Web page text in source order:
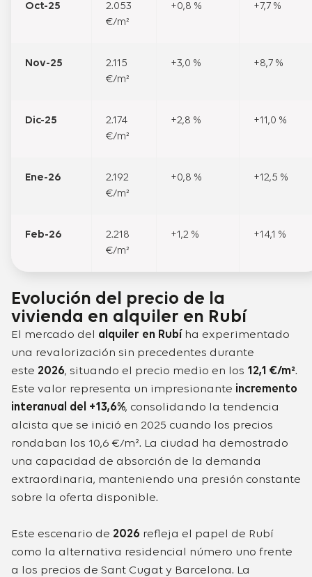
Oct-25
2.053
€/m²
+0,8 % +7,7 %
Nov-25
2.115
€/m²
+3,0 % +8,7 %
Dic-25
2.174
€/m²
+2,8 % +11,0 %
Ene-26
2.192
€/m²
+0,8 % +12,5 %
Feb-26
2.218
€/m²
+1,2 % +14,1 %
Evolución del precio de la
vivienda en alquiler en Rubí
El mercado del alquiler en Rubí ha experimentado
una revalorización sin precedentes durante
este 2026, situando el precio medio en los 12,1 €/m².
Este valor representa un impresionante incremento
interanual del +13,6%, consolidando la tendencia
alcista que se inició en 2025 cuando los precios
rondaban los 10,6 €/m². La ciudad ha demostrado
una capacidad de absorción de la demanda
extraordinaria, manteniendo una presión constante
sobre la oferta disponible.
Este escenario de 2026 refleja el papel de Rubí
como la alternativa residencial número uno frente
a los precios de Sant Cugat y Barcelona. La